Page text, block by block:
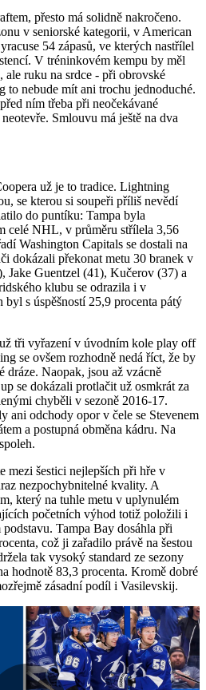
přesto má solidně nakročeno.
v seniorské kategorii, v American
54 zápasů, ve kterých nastřílel
V tréninkovém kempu by měl
ruku na srdce - při obrovské
nebude mít ani trochu jednoduché.
ním třeba při neočekávané
Smlouvu má ještě na dva
už je to tradice. Lightning
se kterou si soupeři příliš nevědí
do puntíku: Tampa byla
celé NHL, v průměru střílela 3,56
Washington Capitals se dostali na
dokázali překonat metu 30 branek v
Jake Guentzel (41), Kučerov (37) a
klubu se odrazila i v
s úspěšností 25,9 procenta pátý
tři vyřazení v úvodním kole play off
se ovšem rozhodně nedá říct, že by
Naopak, jsou až vzácně
se dokázali protlačit už osmkrát za
chyběli v sezoně 2016-17.
ani odchody opor v čele se Stevenem
a postupná obměna kádru. Na
mezi šestici nejlepších při hře v
nezpochybnitelné kvality. A
který na tuhle metu v uplynulém
početních výhod totiž položili i
Tampa Bay dosáhla při
což ji zařadilo právě na šestou
tak vysoký standard ze sezony
hodnotě 83,3 procenta. Kromě dobré
zásadní podíl i Vasilevskij.